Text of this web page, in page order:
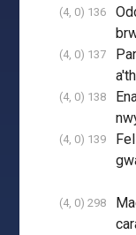
(4, 0) 136
(4, 0) 137
(4, 0) 138
(4, 0) 139
(4, 0) 298